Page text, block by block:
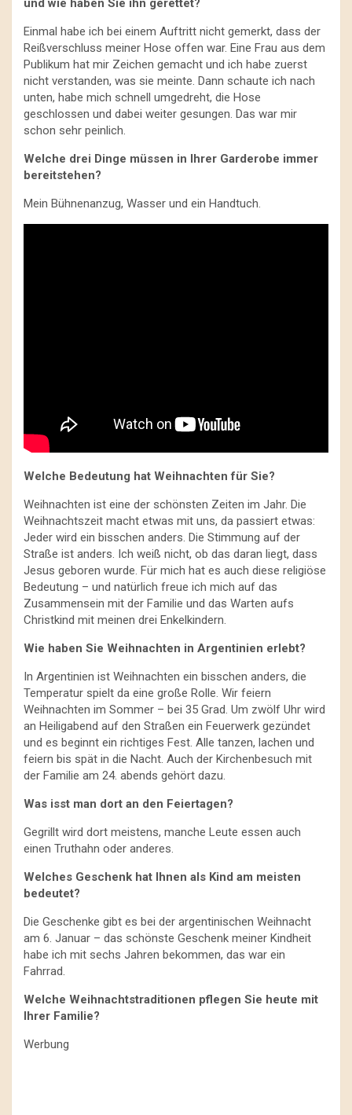
und wie haben Sie ihn gerettet?
Einmal habe ich bei einem Auftritt nicht gemerkt, dass der
Reißverschluss meiner Hose offen war. Eine Frau aus dem
Publikum hat mir Zeichen gemacht und ich habe zuerst
nicht verstanden, was sie meinte. Dann schaute ich nach
unten, habe mich schnell umgedreht, die Hose
geschlossen und dabei weiter gesungen. Das war mir
schon sehr peinlich.
Welche drei Dinge müssen in Ihrer Garderobe immer
bereitstehen?
Mein Bühnenanzug, Wasser und ein Handtuch.
Welche Bedeutung hat Weihnachten für Sie?
Weihnachten ist eine der schönsten Zeiten im Jahr. Die
Weihnachtszeit macht etwas mit uns, da passiert etwas:
Jeder wird ein bisschen anders. Die Stimmung auf der
Straße ist anders. Ich weiß nicht, ob das daran liegt, dass
Jesus geboren wurde. Für mich hat es auch diese religiöse
Bedeutung – und natürlich freue ich mich auf das
Zusammensein mit der Familie und das Warten aufs
Christkind mit meinen drei Enkelkindern.
Wie haben Sie Weihnachten in Argentinien erlebt?
In Argentinien ist Weihnachten ein bisschen anders, die
Temperatur spielt da eine große Rolle. Wir feiern
Weihnachten im Sommer – bei 35 Grad. Um zwölf Uhr wird
an Heiligabend auf den Straßen ein Feuerwerk gezündet
und es beginnt ein richtiges Fest. Alle tanzen, lachen und
feiern bis spät in die Nacht. Auch der Kirchenbesuch mit
der Familie am 24. abends gehört dazu.
Was isst man dort an den Feiertagen?
Gegrillt wird dort meistens, manche Leute essen auch
einen Truthahn oder anderes.
Welches Geschenk hat Ihnen als Kind am meisten
bedeutet?
Die Geschenke gibt es bei der argentinischen Weihnacht
am 6. Januar – das schönste Geschenk meiner Kindheit
habe ich mit sechs Jahren bekommen, das war ein
Fahrrad.
Welche Weihnachtstraditionen pflegen Sie heute mit
Ihrer Familie?
Werbung